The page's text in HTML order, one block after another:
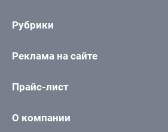
Рубрики
Реклама на сайте
Прайс-лист
О компании